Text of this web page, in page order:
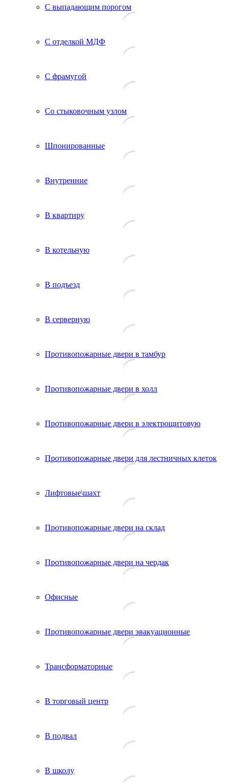
С выпадающим порогом
С отделкой МДФ
С фрамугой
Со стыковочным узлом
Шпонированные
Внутренние
В квартиру
В котельную
В подъезд
В серверную
Противопожарные двери в тамбур
Противопожарные двери в холл
Противопожарные двери в электрощитовую
Противопожарные двери для лестничных клеток
Лифтовые\шахт
Противопожарные двери на склад
Противопожарные двери на чердак
Офисные
Противопожарные двери эвакуационные
Трансформаторные
В торговый центр
В подвал
В школу